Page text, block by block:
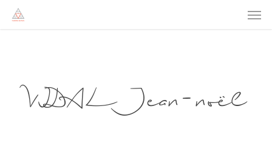
VIDAL Jean-noël